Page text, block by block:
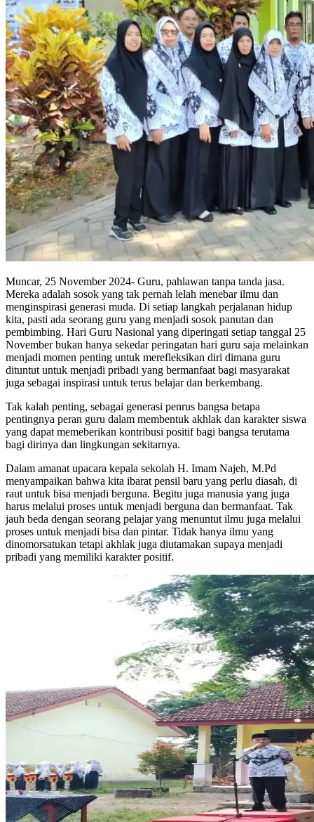
Muncar, 25 November 2024- Guru, pahlawan tanpa tanda jasa.
Mereka adalah sosok yang tak pernah lelah menebar ilmu dan
menginspirasi generasi muda. Di setiap langkah perjalanan hidup
kita, pasti ada seorang guru yang menjadi sosok panutan dan
pembimbing. Hari Guru Nasional yang diperingati setiap tanggal 25
November bukan hanya sekedar peringatan hari guru saja melainkan
menjadi momen penting untuk merefleksikan diri dimana guru
dituntut untuk menjadi pribadi yang bermanfaat bagi masyarakat
juga sebagai inspirasi untuk terus belajar dan berkembang.
Tak kalah penting, sebagai generasi penrus bangsa betapa
pentingnya peran guru dalam membentuk akhlak dan karakter siswa
yang dapat memeberikan kontribusi positif bagi bangsa terutama
bagi dirinya dan lingkungan sekitarnya.
Dalam amanat upacara kepala sekolah H. Imam Najeh, M.Pd
menyampaikan bahwa kita ibarat pensil baru yang perlu diasah, di
raut untuk bisa menjadi berguna. Begitu juga manusia yang juga
harus melalui proses untuk menjadi berguna dan bermanfaat. Tak
jauh beda dengan seorang pelajar yang menuntut ilmu juga melalui
proses untuk menjadi bisa dan pintar. Tidak hanya ilmu yang
dinomorsatukan tetapi akhlak juga diutamakan supaya menjadi
pribadi yang memiliki karakter positif.